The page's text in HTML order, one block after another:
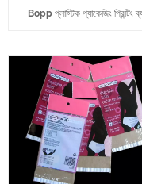
Bopp প্লাস্টিক প্যাকেজিং প্রিন্টিং